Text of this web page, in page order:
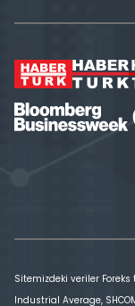
Sitemizdeki veriler Foreks
Industrial Average,